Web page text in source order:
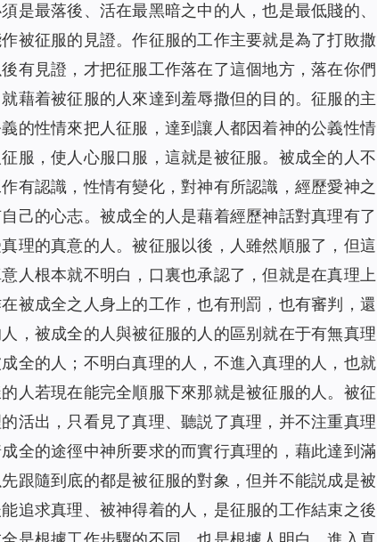
是最落後、活在最黑暗之中的人，也是最低賤的、
被征服的見證。作征服的工作主要就是為了打敗撒
有見證，才把征服工作落在了這個地方，落在你們
藉着被征服的人來達到羞辱撒但的目的。征服的主
的性情來把人征服，達到讓人都因着神的公義性情
服，使人心服口服，這就是被征服。被成全的人不
有認識，性情有變化，對神有所認識，經歷愛神之
己的心志。被成全的人是藉着經歷神話對真理有了
理的真意的人。被征服以後，人雖然順服了，但這
人根本就不明白，口裏也承認了，但就是在真理上
被成全之人身上的工作，也有刑罰，也有審判，還
，被成全的人與被征服的人的區别就在于有無真理
全的人；不明白真理的人，不進入真理的人，也就
人若現在能完全順服下來那就是被征服的人。被征
活出，只看見了真理、聽説了真理，并不注重真理
全的途徑中神所要求的而實行真理的，藉此達到滿
跟隨到底的都是被征服的對象，但并不能説成是被
追求真理、被神得着的人，是征服的工作結束之後